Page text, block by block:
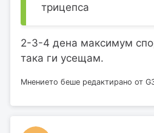
трицепса
2-3-4 дена максимум
така ги усещам.
Мнението беше редактирано от